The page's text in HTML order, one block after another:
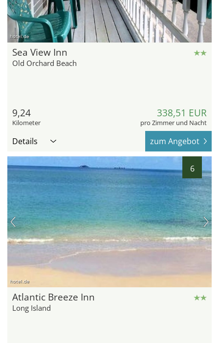
hotel.de
Sea View Inn
Old Orchard Beach
9,24
Kilometer
338,51 EUR
pro Zimmer und Nacht
Details zum Angebot
6
hotel.de
Atlantic Breeze Inn
Long Island